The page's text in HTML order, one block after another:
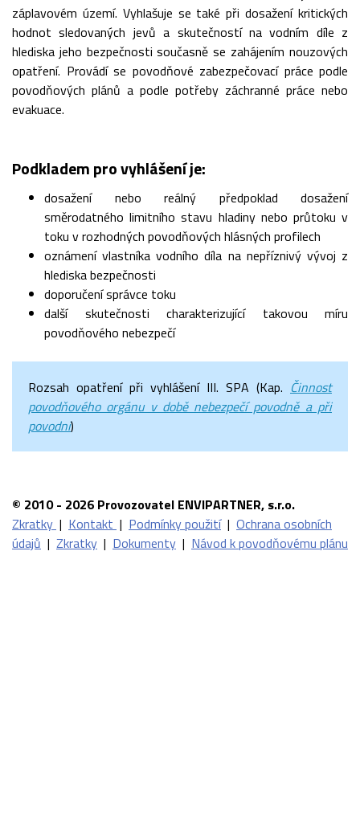
záplavovém území. Vyhlašuje se také při dosažení kritických
hodnot sledovaných jevů a skutečností na vodním díle z
hlediska jeho bezpečnosti současně se zahájením nouzových
opatření. Provádí se povodňové zabezpečovací práce podle
povodňových plánů a podle potřeby záchranné práce nebo
evakuace.
Podkladem pro vyhlášení je:
dosažení nebo reálný předpoklad dosažení
směrodatného limitního stavu hladiny nebo průtoku v
toku v rozhodných povodňových hlásných profilech
oznámení vlastníka vodního díla na nepříznivý vývoj z
hlediska bezpečnosti
doporučení správce toku
další skutečnosti charakterizující takovou míru
povodňového nebezpečí
Rozsah opatření při vyhlášení III. SPA (Kap. Činnost
povodňového orgánu v době nebezpečí povodně a při
povodni)
© 2010 - 2026 Provozovatel ENVIPARTNER, s.r.o.
Zkratky | Kontakt | Podmínky použití | Ochrana osobních
údajů | Zkratky | Dokumenty | Návod k povodňovému plánu